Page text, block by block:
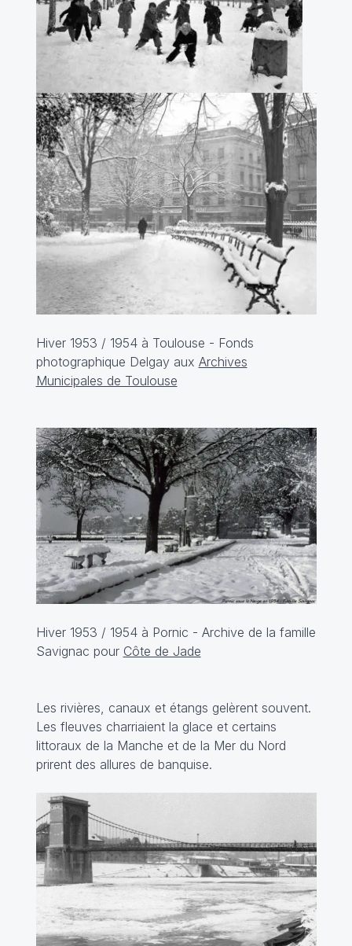
Hiver 1953 / 1954 à Toulouse - Fonds
photographique Delgay aux Archives
Municipales de Toulouse
Hiver 1953 / 1954 à Pornic - Archive de la famille
Savignac pour Côte de Jade
Les rivières, canaux et étangs gelèrent souvent.
Les fleuves charriaient la glace et certains
littoraux de la Manche et de la Mer du Nord
prirent des allures de banquise.